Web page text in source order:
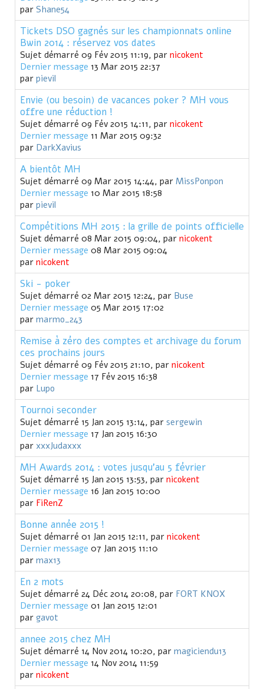
par Shane54
Tickets DSO gagnés sur les championnats online
Bwin 2014 : réservez vos dates
Sujet démarré 09 Fév 2015 11:19, par nicokent
Dernier message 13 Mar 2015 22:37
par pievil
Envie (ou besoin) de vacances poker ? MH vous
offre une réduction !
Sujet démarré 09 Fév 2015 14:11, par nicokent
Dernier message 11 Mar 2015 09:32
par DarkXavius
A bientôt MH
Sujet démarré 09 Mar 2015 14:44, par MissPonpon
Dernier message 10 Mar 2015 18:58
par pievil
Compétitions MH 2015 : la grille de points officielle
Sujet démarré 08 Mar 2015 09:04, par nicokent
Dernier message 08 Mar 2015 09:04
par nicokent
Ski - poker
Sujet démarré 02 Mar 2015 12:24, par Buse
Dernier message 05 Mar 2015 17:02
par marmo_243
Remise à zéro des comptes et archivage du forum
ces prochains jours
Sujet démarré 09 Fév 2015 21:10, par nicokent
Dernier message 17 Fév 2015 16:38
par Lupo
Tournoi seconder
Sujet démarré 15 Jan 2015 13:14, par sergewin
Dernier message 17 Jan 2015 16:30
par xxxJudaxxx
MH Awards 2014 : votes jusqu'au 5 février
Sujet démarré 15 Jan 2015 13:53, par nicokent
Dernier message 16 Jan 2015 10:00
par FiRenZ
Bonne année 2015 !
Sujet démarré 01 Jan 2015 12:11, par nicokent
Dernier message 07 Jan 2015 11:10
par max13
En 2 mots
Sujet démarré 24 Déc 2014 20:08, par FORT KNOX
Dernier message 01 Jan 2015 12:01
par gavot
annee 2015 chez MH
Sujet démarré 14 Nov 2014 10:20, par magiciendu13
Dernier message 14 Nov 2014 11:59
par nicokent